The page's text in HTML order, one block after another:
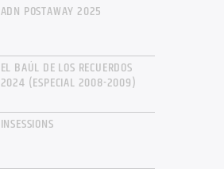
ADN POSTAWAY 2025
EL BAÚL DE LOS RECUERDOS
2024 (ESPECIAL 2008-2009)
INSESSIONS